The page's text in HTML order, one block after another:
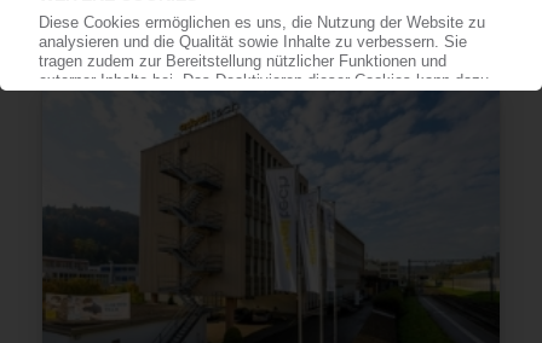
Ergebnis im zweiten Quartal verdoppelt
13.07.2026